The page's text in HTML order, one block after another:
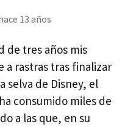
13 años
de tres años mis
a rastras tras finalizar
selva de Disney, el
consumido miles de
a las que, en su